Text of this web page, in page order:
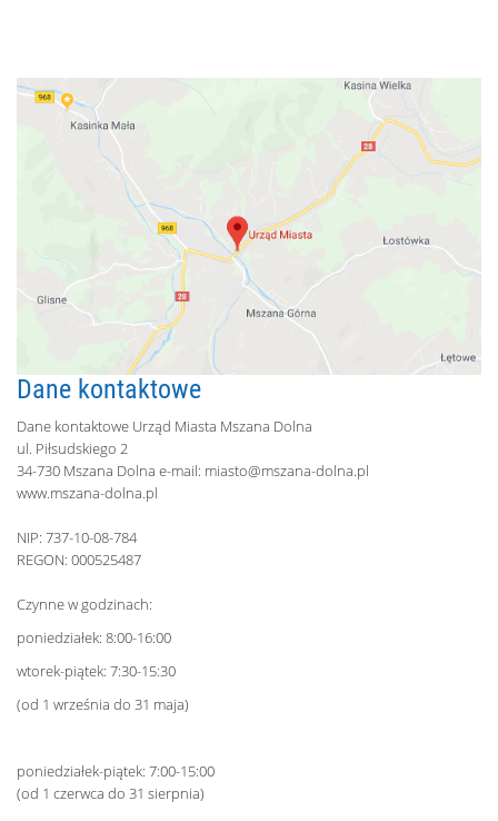
Dane kontaktowe
Dane kontaktowe Urząd Miasta Mszana Dolna
ul. Piłsudskiego 2
34-730 Mszana Dolna e-mail: miasto@mszana-dolna.pl
www.mszana-dolna.pl
NIP: 737-10-08-784
REGON: 000525487
Czynne w godzinach:
poniedziałek: 8:00-16:00
wtorek-piątek: 7:30-15:30
(od 1 września do 31 maja)
poniedziałek-piątek: 7:00-15:00
(od 1 czerwca do 31 sierpnia)